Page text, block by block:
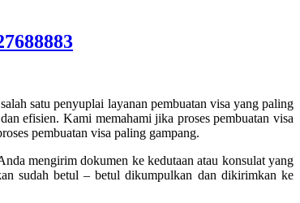
satu penyuplai layanan pembuatan visa yang paling
efisien. Kami memahami jika proses pembuatan visa
pembuatan visa paling gampang.
mengirim dokumen ke kedutaan atau konsulat yang
sudah betul – betul dikumpulkan dan dikirimkan ke